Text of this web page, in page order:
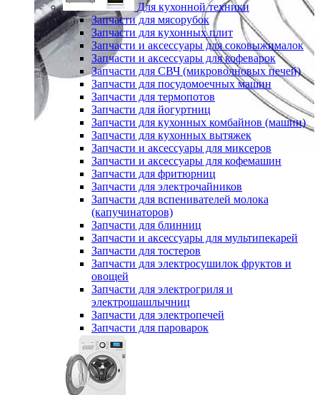
Для кухонной техники
Запчасти для мясорубок
Запчасти для кухонных плит
Запчасти и аксессуары для соковыжималок
Запчасти и аксессуары для кофеварок
Запчасти для СВЧ (микроволновых печей)
Запчасти для посудомоечных машин
Запчасти для термопотов
Запчасти для йогуртниц
Запчасти для кухонных комбайнов (машин)
Запчасти для кухонных вытяжек
Запчасти и аксессуары для миксеров
Запчасти и аксессуары для кофемашин
Запчасти для фритюрниц
Запчасти для электрочайников
Запчасти для вспенивателей молока
(капучинаторов)
Запчасти для блинниц
Запчасти и аксессуары для мультипекарей
Запчасти для тостеров
Запчасти для электросушилок фруктов и
овощей
Запчасти для электрогриля и
электрошашлычниц
Запчасти для электропечей
Запчасти для пароварок